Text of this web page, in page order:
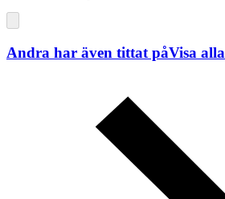
Andra har även tittat påVisa alla